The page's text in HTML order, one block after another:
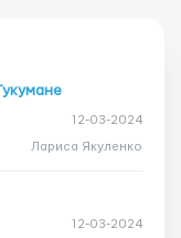
12-03-2024
Лариса Якуленко
12-03-2024